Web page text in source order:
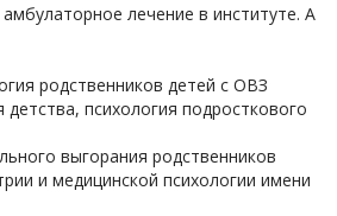
лечение в институте. А
родственников детей с ОВЗ
психология подросткового
выгорания родственников
и медицинской психологии имени